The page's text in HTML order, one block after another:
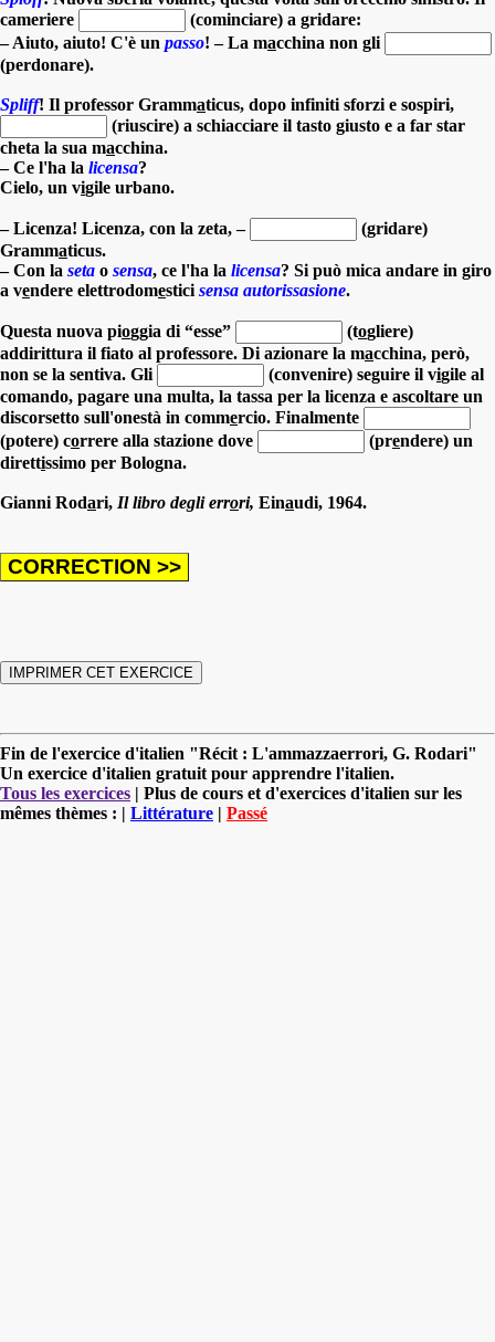
cameriere
(cominciare) a gridare:
– Aiuto, aiuto! C'è un passo! – La macchina non gli
(perdonare).
Spliff! Il professor Grammaticus, dopo infiniti sforzi e sospiri,
(riuscire) a schiacciare il tasto giusto e a far star
cheta la sua macchina.
– Ce l'ha la licensa?
Cielo, un vigile urbano.
– Licenza! Licenza, con la zeta, –
(gridare)
Grammaticus.
– Con la seta o sensa, ce l'ha la licensa? Si può mica andare in giro
a vendere elettrodomestici sensa autorissasione.
Questa nuova pioggia di “esse” (togliere)
addirittura il fiato al professore. Di azionare la macchina, però,
non se la sentiva. Gli (convenire) seguire il vigile al
comando, pagare una multa, la tassa per la licenza e ascoltare un
discorsetto sull'onestà in commercio. Finalmente
(potere) correre alla stazione dove (prendere) un
direttissimo per Bologna.
Gianni Rodari, Il libro degli errori, Einaudi, 1964.
Fin de l'exercice d'italien "Récit : L'ammazzaerrori, G. Rodari"
Un exercice d'italien gratuit pour apprendre l'italien.
Tous les exercices | Plus de cours et d'exercices d'italien sur les
mêmes thèmes : | Littérature | Passé